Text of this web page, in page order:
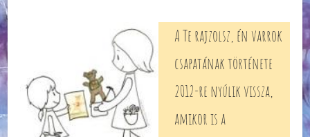
A Te rajzolsz, én varrok
csapatának története
2012-re nyúlik vissza,
amikor is a